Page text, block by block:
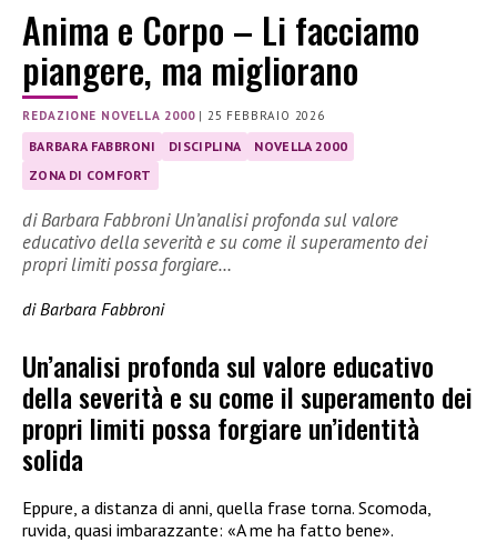
Anima e Corpo – Li facciamo
piangere, ma migliorano
REDAZIONE NOVELLA 2000|25 FEBBRAIO 2026
BARBARA FABBRONI DISCIPLINA
NOVELLA 2000
ZONA DI COMFORT
di Barbara Fabbroni Un’analisi profonda sul valore
educativo della severità e su come il superamento dei
propri limiti possa forgiare…
di Barbara Fabbroni
Un’analisi profonda sul valore educativo
della severità e su come il superamento dei
propri limiti possa forgiare un’identità
solida
Eppure, a distanza di anni, quella frase torna. Scomoda,
ruvida, quasi imbarazzante: «A me ha fatto bene».